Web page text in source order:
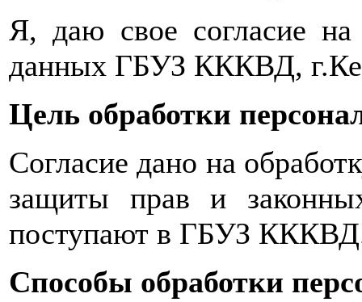
Я, даю свое согласие на
данных ГБУЗ КККВД,
Цель обработки
Согласие дано на
защиты прав и
поступают в ГБУЗ
Способы обработки